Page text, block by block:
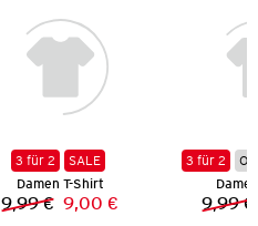
3 für 2
SALE
Damen T-Shirt
Vorheriger Preis:
9,99 € Neuer Preis:
9,00 €
3 für 2
9,99 €